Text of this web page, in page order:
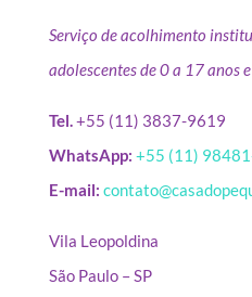
Serviço de acolhimento
adolescentes de 0 a 17 anos
Tel.+55 (11) 3837-9619
WhatsApp: +55 (11)
E-mail:
Vila Leopoldina
São Paulo – SP